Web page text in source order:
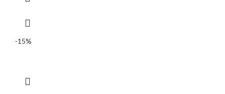
-15%